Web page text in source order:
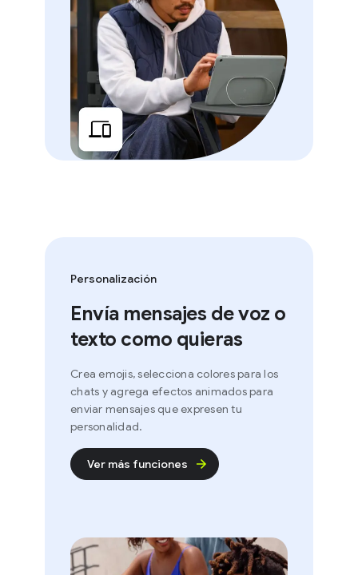
Personalización
Envía mensajes de voz o
texto como quieras
Crea emojis, selecciona colores para los
chats y agrega efectos animados para
enviar mensajes que expresen tu
personalidad.
Ver más funciones